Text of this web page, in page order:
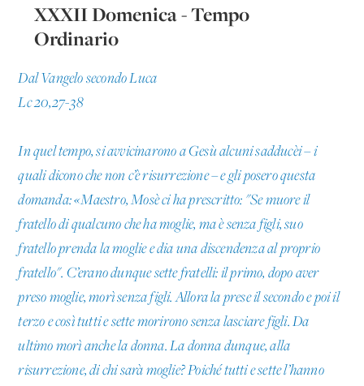
XXXII Domenica - Tempo
Ordinario
Dal Vangelo secondo Luca
Lc 20,27-38
In quel tempo, si avvicinarono a Gesù alcuni sadducèi – i
quali dicono che non c’è risurrezione – e gli posero questa
domanda: «Maestro, Mosè ci ha prescritto: "Se muore il
fratello di qualcuno che ha moglie, ma è senza figli, suo
fratello prenda la moglie e dia una discendenza al proprio
fratello". C’erano dunque sette fratelli: il primo, dopo aver
preso moglie, morì senza figli. Allora la prese il secondo e poi il
terzo e così tutti e sette morirono senza lasciare figli. Da
ultimo morì anche la donna. La donna dunque, alla
risurrezione, di chi sarà moglie? Poiché tutti e sette l’hanno